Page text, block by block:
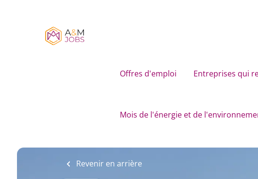
Offres d'emploi Entreprises qui
Mois de l'énergie et de
Revenir en arrière